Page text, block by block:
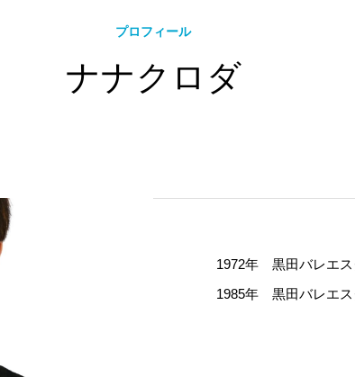
プロフィール
ナナクロダ
1972年 黒田バレエス
1985年 黒田バレエス